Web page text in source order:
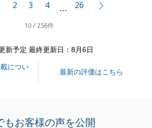
2 3 4 … 26
10 / 256件
新予定 最終更新日：8月6日
につい
最新の評価はこちら
もお客様の声を公開